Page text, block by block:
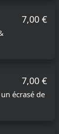
7,00 €
7,00 €
écrasé de